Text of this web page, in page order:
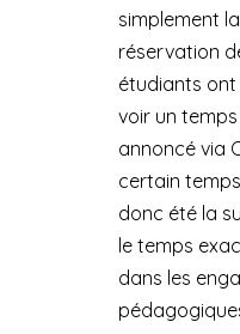
simplement
réservation
étudiants
voir un
annoncé via
certain
donc été la
le temps
dans les